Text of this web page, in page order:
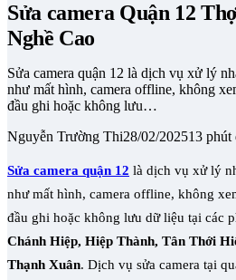
Sửa camera Quận 12
Nghề Cao
Sửa camera quận 12 là dịch vụ xử lý
như mất hình, camera offline, không
đầu ghi hoặc không lưu…
Nguyễn Trường Thi28/02/202513 phút
Sửa camera quận 12 là dịch vụ xử lý
như mất hình, camera offline, không
đầu ghi hoặc không lưu dữ liệu tại các
Chánh Hiệp, Hiệp Thành, Tân Thới
Thạnh Xuân. Dịch vụ sửa camera tại